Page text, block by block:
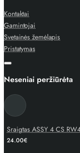
Kontaktai
Gamintojai
Svetainės žemėlapis
Pristatymas
Neseniai peržiūrėta
Sraigtas ASSY 4 CS
24.00€